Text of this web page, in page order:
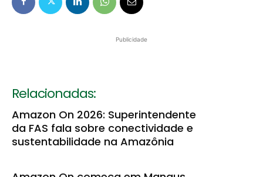
Publicidade
Relacionadas:
Amazon On 2026: Superintendente
da FAS fala sobre conectividade e
sustentabilidade na Amazônia